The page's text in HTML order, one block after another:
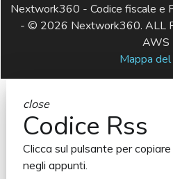
Nextwork360 - Codice fiscale
- © 2026 Nextwork360. ALL
AWS
Mappa
close
Codice Rss
Clicca sul pulsante per copiare
negli appunti.